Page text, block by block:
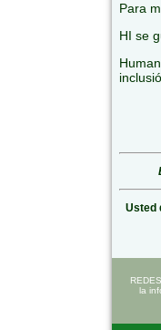
Para
HI se
Usted
la